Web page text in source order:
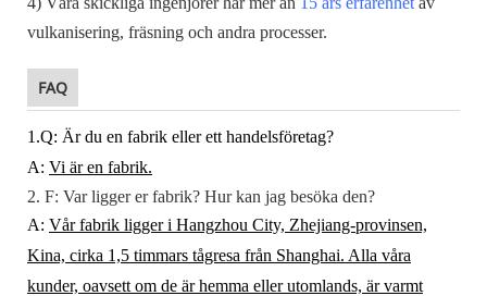
vulkanisering, fräsning och andra processer.
FAQ
1.Q: Är du en fabrik eller ett handelsföretag?
A: Vi är en fabrik.
2. F: Var ligger er fabrik? Hur kan jag besöka den?
A: Vår fabrik ligger i Hangzhou City, Zhejiang-provinsen,
Kina, cirka 1,5 timmars tågresa från Shanghai. Alla våra
kunder, oavsett om de är hemma eller utomlands, är varmt